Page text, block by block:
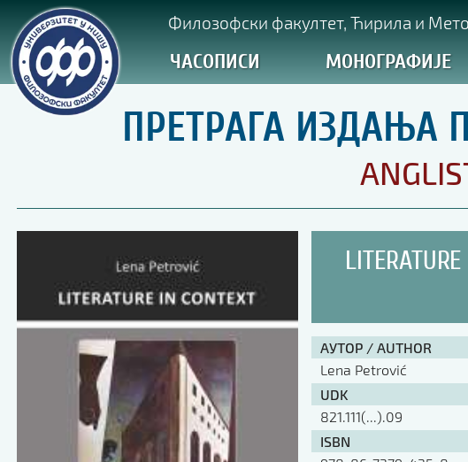
Филозофски факултет, Ћирила и
ЧАСОПИСИ МОНОГРАФИЈЕ
ПРЕТРАГА ИЗДАЊА
АУТОР / AUTHOR
Lena Petrović
UDK
821.111(...).09
ISBN